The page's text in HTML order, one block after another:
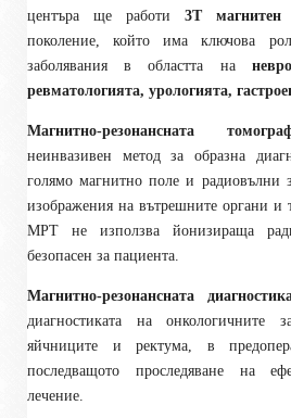
центъра ще работи 3T магнитен
поколение, който има ключова
заболявания в областта на
ревматологията, урологията,
Магнитно-резонансната
неинвазивен метод за образна
голямо магнитно поле и радиовълни
изображения на вътрешните органи и
МРТ не използва йонизираща
безопасен за пациента.
Магнитно-резонансната
диагностиката на онкологичните
яйчниците и ректума, в
последващото проследяване на
лечение.